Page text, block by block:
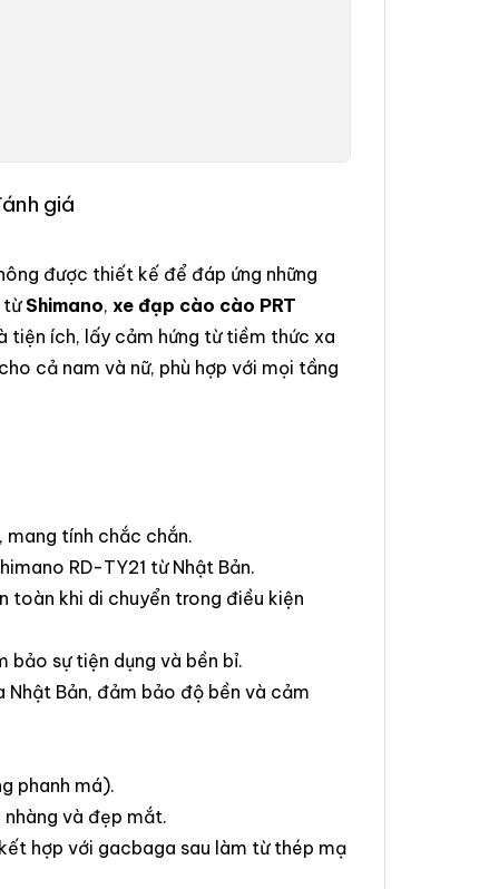
giá
được thiết kế để đáp ứng những
Shimano, xe đạp cào cào PRT
tiện ích, lấy cảm hứng từ tiềm thức xa
cả nam và nữ, phù hợp với mọi tầng
tính chắc chắn.
RD-TY21 từ Nhật Bản.
khi di chuyển trong điều kiện
bảo sự tiện dụng và bền bỉ.
Bản, đảm bảo độ bền và cảm
phanh má).
và đẹp mắt.
hợp với gacbaga sau làm từ thép mạ